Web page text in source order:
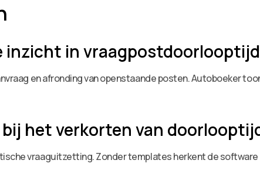
in
en afronding van openstaande posten. Autoboeker
het verkorten van
vraaguitzetting. Zonder templates herkent de